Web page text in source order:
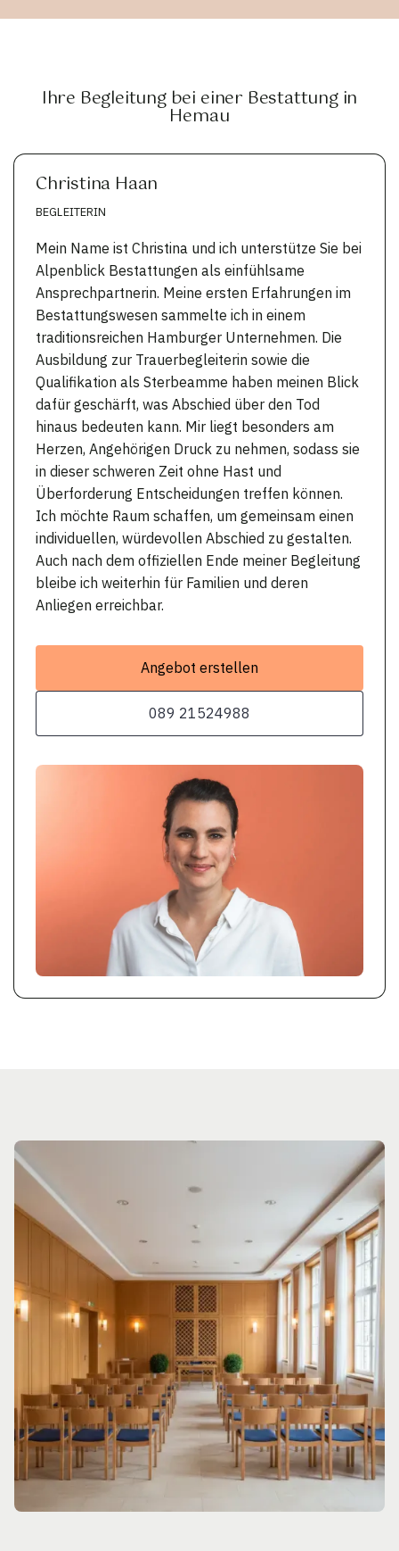
Ihre Begleitung bei einer Bestattung in
Hemau
Christina Haan
BEGLEITERIN
Mein Name ist Christina und ich unterstütze Sie bei
Alpenblick Bestattungen als einfühlsame
Ansprechpartnerin. Meine ersten Erfahrungen im
Bestattungswesen sammelte ich in einem
traditionsreichen Hamburger Unternehmen. Die
Ausbildung zur Trauerbegleiterin sowie die
Qualifikation als Sterbeamme haben meinen Blick
dafür geschärft, was Abschied über den Tod
hinaus bedeuten kann. Mir liegt besonders am
Herzen, Angehörigen Druck zu nehmen, sodass sie
in dieser schweren Zeit ohne Hast und
Überforderung Entscheidungen treffen können.
Ich möchte Raum schaffen, um gemeinsam einen
individuellen, würdevollen Abschied zu gestalten.
Auch nach dem offiziellen Ende meiner Begleitung
bleibe ich weiterhin für Familien und deren
Anliegen erreichbar.
Angebot erstellen
089 21524988